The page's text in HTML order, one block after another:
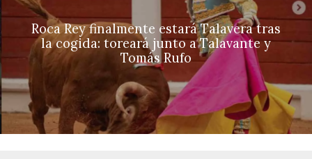
Roca Rey finalmente estará Talavera tras
la cogida: toreará junto a Talavante y
Tomás Rufo